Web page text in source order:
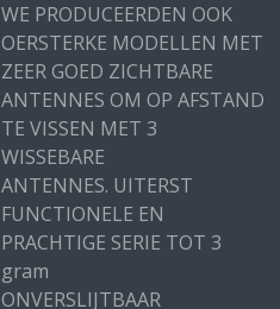
WE PRODUCEERDEN OOK
OERSTERKE MODELLEN MET
ZEER GOED ZICHTBARE
ANTENNES OM OP AFSTAND
TE VISSEN MET 3
WISSEBARE
ANTENNES. UITERST
FUNCTIONELE EN
PRACHTIGE SERIE TOT 3
gram
ONVERSLIJTBAAR